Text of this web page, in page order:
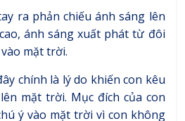
ra phản chiếu ánh sáng lên
ánh sáng xuất phát từ đôi
mặt trời.
chính là lý do khiến con kêu
mặt trời. Mục đích của con
ý vào mặt trời vì con không